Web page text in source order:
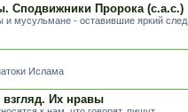
Сподвижники Пророка (с.а.с.)
мусульмане - оставившие яркий след
Ислама
Их нравы